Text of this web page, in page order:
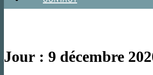
Jour : 9 décembre